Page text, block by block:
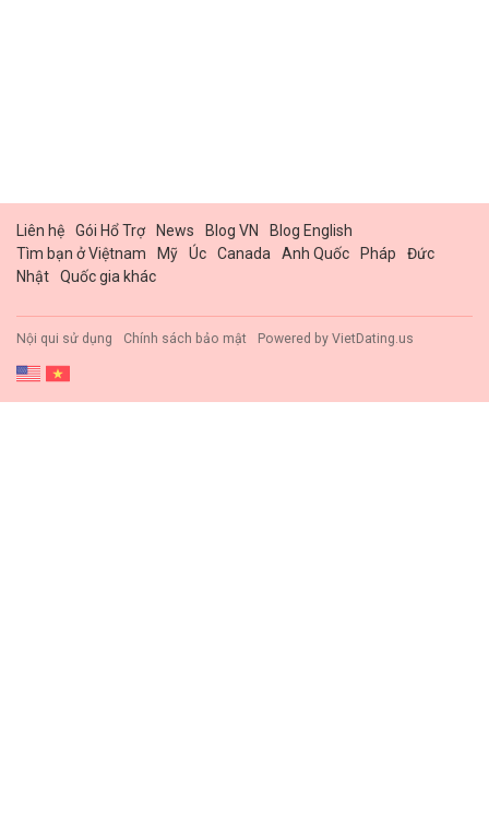
Liên hệ Gói Hổ Trợ News Blog VN
Blog English
Tìm bạn ở Việtnam
Mỹ Úc Canada Anh Quốc Pháp
Đức
Nhật
Quốc gia khác
Nội qui sử dụng Chính sách bảo mật Powered by VietDating.us